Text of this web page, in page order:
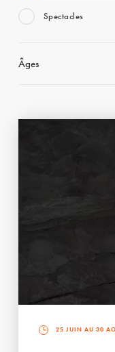
Spectacles
Âges
25 JUIN AU 30